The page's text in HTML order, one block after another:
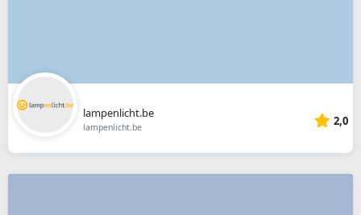
lampenlicht.be
lampenlicht.be 2,0